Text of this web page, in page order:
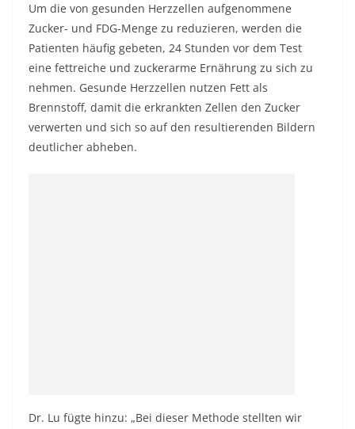
Um die von gesunden Herzzellen aufgenommene
Zucker- und FDG-Menge zu reduzieren, werden die
Patienten häufig gebeten, 24 Stunden vor dem Test
eine fettreiche und zuckerarme Ernährung zu sich zu
nehmen. Gesunde Herzzellen nutzen Fett als
Brennstoff, damit die erkrankten Zellen den Zucker
verwerten und sich so auf den resultierenden Bildern
deutlicher abheben.
Dr. Lu fügte hinzu: „Bei dieser Methode stellten wir